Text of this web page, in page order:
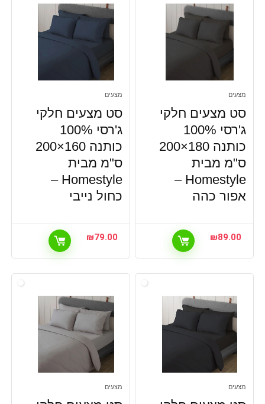
מצעים
סט מצעים חלקי
ג'רסי 100%
כותנה 180×200
ס"מ מבית
Homestyle –
אפור כהה
₪89.00
מצעים
סט מצעים חלקי
ג'רסי 100%
כותנה 160×200
ס"מ מבית
Homestyle –
כחול נייבי
₪79.00
מצעים מצעים